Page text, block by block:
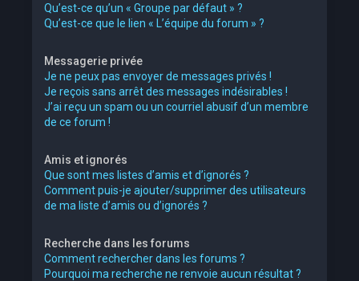
Qu’est-ce qu’un « Groupe par défaut » ?
Qu’est-ce que le lien « L’équipe du forum » ?
Messagerie privée
Je ne peux pas envoyer de messages privés !
Je reçois sans arrêt des messages indésirables !
J’ai reçu un spam ou un courriel abusif d’un membre
de ce forum !
Amis et ignorés
Que sont mes listes d’amis et d’ignorés ?
Comment puis-je ajouter/supprimer des utilisateurs
de ma liste d’amis ou d’ignorés ?
Recherche dans les forums
Comment rechercher dans les forums ?
Pourquoi ma recherche ne renvoie aucun résultat ?